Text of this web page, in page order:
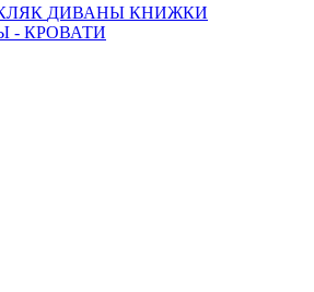
ДИВАНЫ КНИЖКИ
- КРОВАТИ